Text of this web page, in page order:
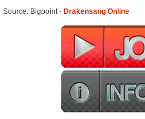
Source: Bigpoint - Drakensang Online